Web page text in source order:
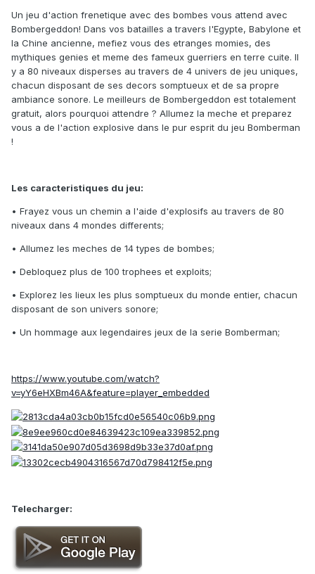
Un jeu d'action frenetique avec des bombes vous attend avec
Bombergeddon! Dans vos batailles a travers l'Egypte, Babylone et
la Chine ancienne, mefiez vous des etranges momies, des
mythiques genies et meme des fameux guerriers en terre cuite. Il
y a 80 niveaux disperses au travers de 4 univers de jeu uniques,
chacun disposant de ses decors somptueux et de sa propre
ambiance sonore. Le meilleurs de Bombergeddon est totalement
gratuit, alors pourquoi attendre ? Allumez la meche et preparez
vous a de l'action explosive dans le pur esprit du jeu Bomberman
!
Les caracteristiques du jeu:
• Frayez vous un chemin a l'aide d'explosifs au travers de 80
niveaux dans 4 mondes differents;
• Allumez les meches de 14 types de bombes;
• Debloquez plus de 100 trophees et exploits;
• Explorez les lieux les plus somptueux du monde entier, chacun
disposant de son univers sonore;
• Un hommage aux legendaires jeux de la serie Bomberman;
https://www.youtube.com/watch?
v=yY6eHXBm46A&feature=player_embedded
Telecharger: